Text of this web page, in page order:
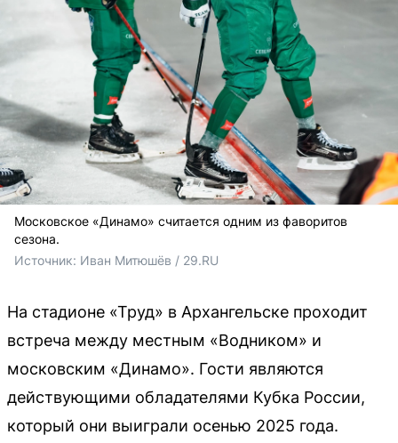
Московское «Динамо» считается одним из фаворитов
сезона.
Источник: Иван Митюшёв / 29.RU
На стадионе «Труд» в Архангельске проходит
встреча между местным «Водником» и
московским «Динамо». Гости являются
действующими обладателями Кубка России,
который они выиграли осенью 2025 года.